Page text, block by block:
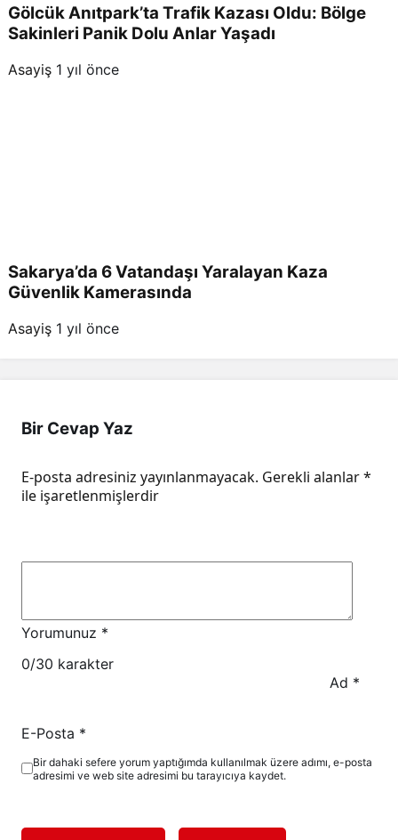
Gölcük Anıtpark’ta Trafik Kazası Oldu: Bölge
Sakinleri Panik Dolu Anlar Yaşadı
Asayiş 1 yıl önce
Sakarya’da 6 Vatandaşı Yaralayan Kaza
Güvenlik Kamerasında
Asayiş 1 yıl önce
Bir Cevap Yaz
E-posta adresiniz yayınlanmayacak. Gerekli alanlar*
ile işaretlenmişlerdir
Yorumunuz *
0/30 karakter
Ad *
E-Posta *
Bir dahaki sefere yorum yaptığımda kullanılmak üzere adımı, e-posta
adresimi ve web site adresimi bu tarayıcıya kaydet.